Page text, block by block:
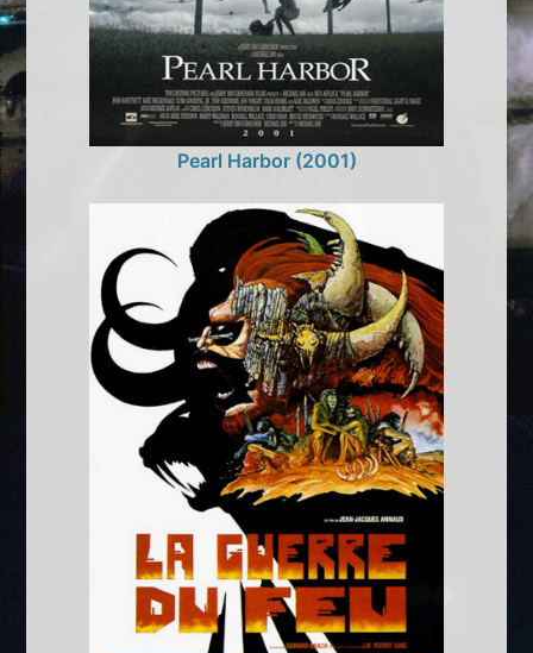
Pearl Harbor (2001)